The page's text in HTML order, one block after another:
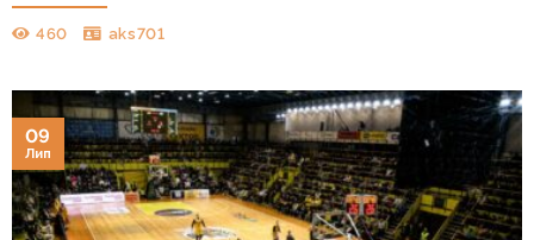
460 aks701
09
Лип